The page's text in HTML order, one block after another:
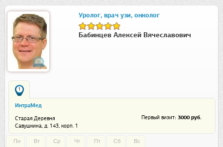
Уролог, врач узи, онколог
Бабинцев Алексей Вячеславович
1
ИнтраМед
Старая Деревня
Савушкина, д. 143, корп. 1
Первый визит: 3000 руб.
Пн
Вт
Ср
Чт
Пт
Сб
Вс